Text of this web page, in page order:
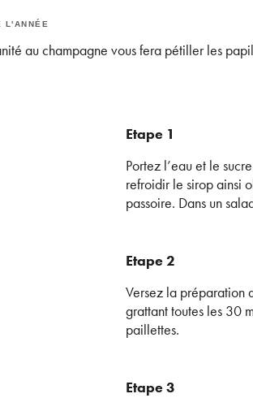
L'ANNÉE
au champagne vous fera pétiller les
Etape 1
Portez l’eau et le
refroidir le sirop ainsi
passoire. Dans un
Etape 2
Versez la préparation
grattant toutes les 30
paillettes.
Etape 3